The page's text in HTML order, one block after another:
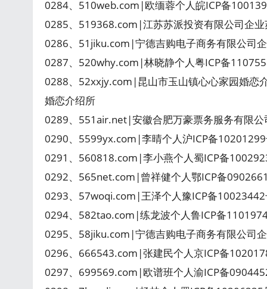
0284、510web.com|欧缅蓉个人皖ICP备
0285、519368.com|江苏苏派投资有限公司企
0286、51jiku.com|宁德吉购电子商务有限公司
0287、520why.com|林晓静个人粤ICP备
0288、52xxjy.com|昆山市玉山镇心心家园婚恋
婚恋介绍所
0289、551air.net|安徽合肥万豪票务服务有限
0290、5599yx.com|李晴个人沪ICP备
0291、560818.com|李小燕个人蜀ICP备
0292、565net.com|曾祥健个人鄂ICP备
0293、57woqi.com|王泽个人豫ICP备10023442
0294、582tao.com|练龙波个人鲁ICP备
0295、58jiku.com|宁德吉购电子商务有限公司
0296、666543.com|张建民个人京ICP备
0297、699569.com|欧谱班个人渝ICP备